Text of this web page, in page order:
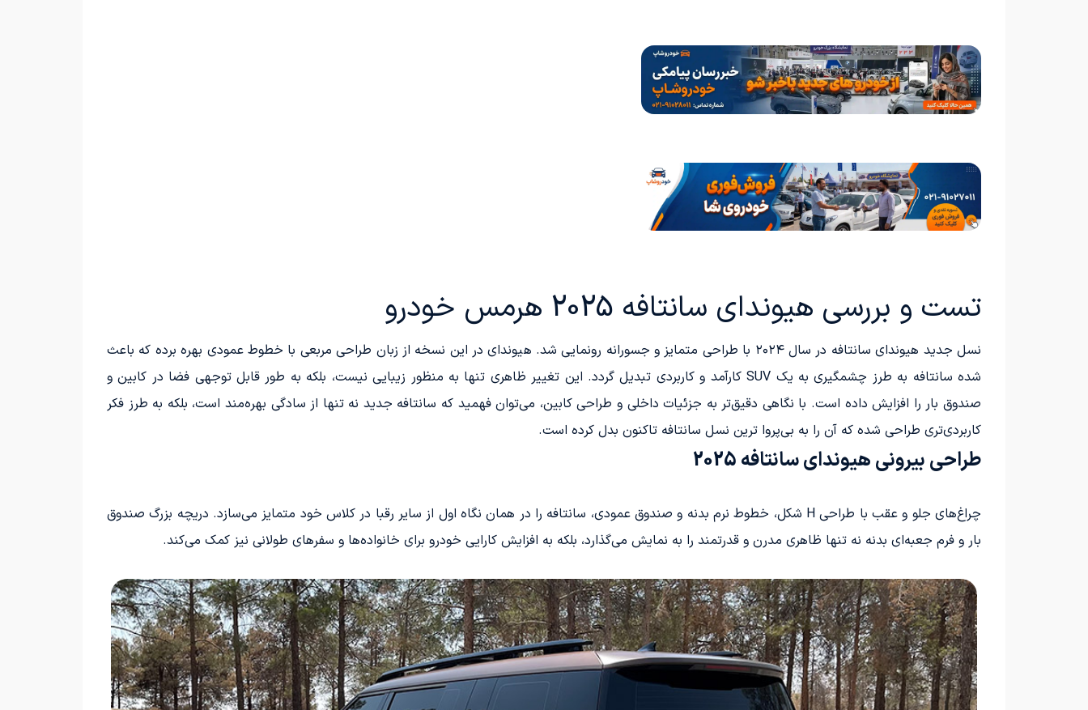
تست و بررسی هیوندای سانتافه 2025 هرمس خودرو
نسل جدید هیوندای سانتافه در سال ۲۰۲۴ با طراحی متمایز و جسورانه رونمایی شد. هیوندای در این نسخه از زبان طراحی مربعی با خطوط عمودی بهره برده که باعث
شده سانتافه به طرز چشمگیری به یک SUV کارآمد و کاربردی تبدیل گردد. این تغییر ظاهری تنها به منظور زیبایی نیست، بلکه به طور قابل توجهی فضا در کابین و
صندوق بار را افزایش داده است. با نگاهی دقیق‌تر به جزئیات داخلی و طراحی کابین، می‌توان فهمید که سانتافه جدید نه تنها از سادگی بهره‌مند است، بلکه به طرز فکر
کاربردی‌تری طراحی شده که آن را به بی‌پروا ترین نسل سانتافه تاکنون بدل کرده است.
طراحی بیرونی هیوندای سانتافه 2025
چراغ‌های جلو و عقب با طراحی H شکل، خطوط نرم بدنه و صندوق عمودی، سانتافه را در همان نگاه اول از سایر رقبا در کلاس خود متمایز می‌سازد. دریچه بزرگ صندوق
بار و فرم جعبه‌ای بدنه نه تنها ظاهری مدرن و قدرتمند را به نمایش می‌گذارد، بلکه به افزایش کارایی خودرو برای خانواده‌ها و سفرهای طولانی نیز کمک می‌کند.